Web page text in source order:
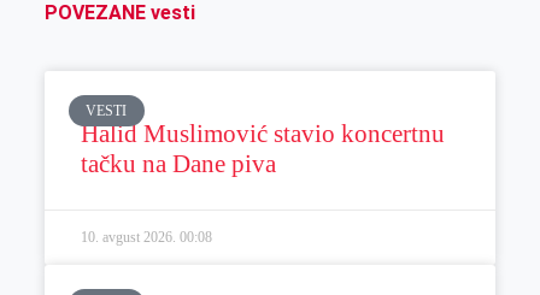
POVEZANE vesti
VESTI
Halid Muslimović stavio koncertnu
tačku na Dane piva
10. avgust 2026. 00:08